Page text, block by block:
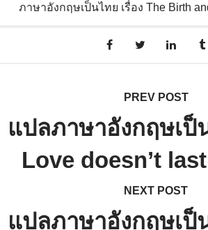
ภาษาอังกฤษเป็นไทย เรื่อง The Birth
PREV POST
แปลภาษาอังกฤษเป็
Love doesn’t
NEXT POST
แปลภาษาอังกฤษเป็